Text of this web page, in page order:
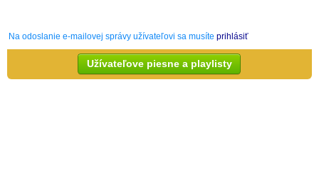
Na odoslanie e-mailovej správy užívateľovi sa musíte prihlásiť
Užívateľove piesne a playlisty